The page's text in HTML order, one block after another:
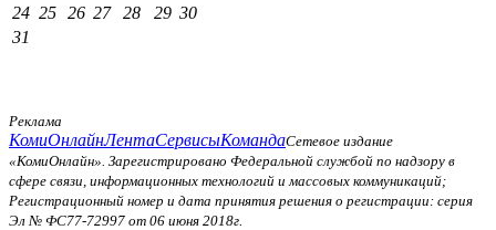
24 25 26 27 28 29 30
31
Реклама
КомиОнлайнЛентаСервисыКомандаСетевое издание
«КомиОнлайн». Зарегистрировано Федеральной службой по надзору в
сфере связи, информационных технологий и массовых коммуникаций;
Регистрационный номер и дата принятия решения о регистрации: серия
Эл № ФС77-72997 от 06 июня 2018г.